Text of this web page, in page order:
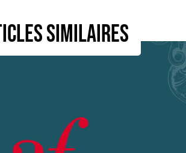
similaires